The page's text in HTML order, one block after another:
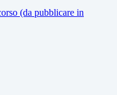
(da pubblicare in